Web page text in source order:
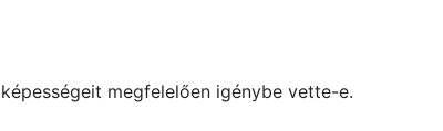
megfelelően igénybe vette-e.